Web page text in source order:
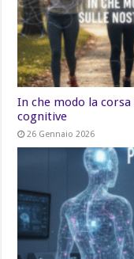
In che modo la
cognitive
26 Gennaio 2026